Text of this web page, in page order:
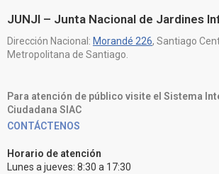
JUNJI – Junta Nacional de Jardines
Dirección Nacional: Morandé 226, Santiago
Metropolitana de Santiago.
Para atención de público visite el Sistema
Ciudadana SIAC
CONTÁCTENOS
Horario de atención
Lunes a jueves: 8:30 a 17:30